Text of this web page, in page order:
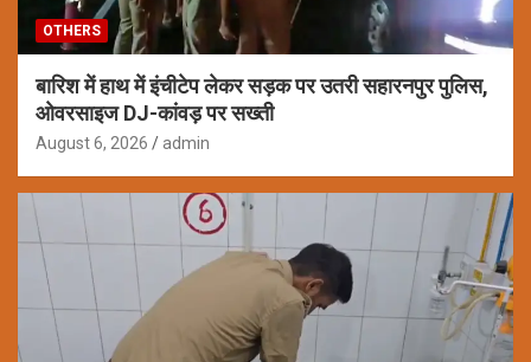
OTHERS
बारिश में हाथ में इंचीटेप लेकर सड़क पर उतरी सहारनपुर पुलिस,
ओवरसाइज DJ-कांवड़ पर सख्ती
August 6, 2026 admin